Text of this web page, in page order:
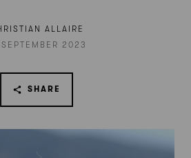
ALLAIRE
2023
SHARE